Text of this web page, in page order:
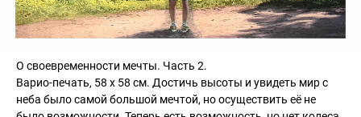
О своевременности мечты. Часть 2.
Варио-печать, 58 х 58 см. Достичь высоты и увидеть мир с
неба было самой большой мечтой, но осуществить её не